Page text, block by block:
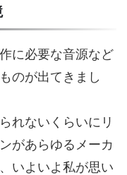
に必要な音源など
のが出てきまし
れないくらいにリ
があらゆるメーカ
いよいよ私が思い